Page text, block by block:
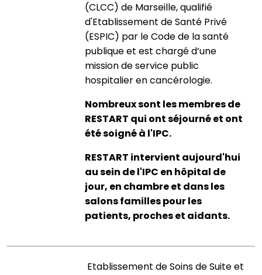
(CLCC) de Marseille, qualifié
d'Etablissement de Santé Privé
(ESPIC) par le Code de la santé
publique et est chargé d’une
mission de service public
hospitalier en cancérologie.
Nombreux sont les membres de
RESTART qui ont séjourné et ont
été soigné à l'IPC.
RESTART intervient aujourd'hui
au sein de l'IPC en hôpital de
jour, en chambre et dans les
salons familles pour les
patients, proches et aidants.
Etablissement de Soins de Suite et